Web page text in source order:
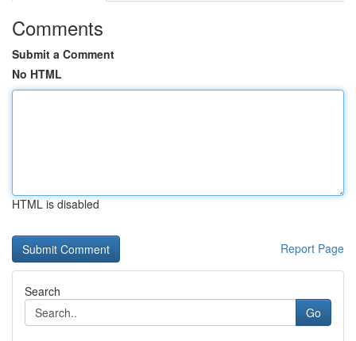
Comments
Submit a Comment
No HTML
HTML is disabled
Report Page
Search
Go